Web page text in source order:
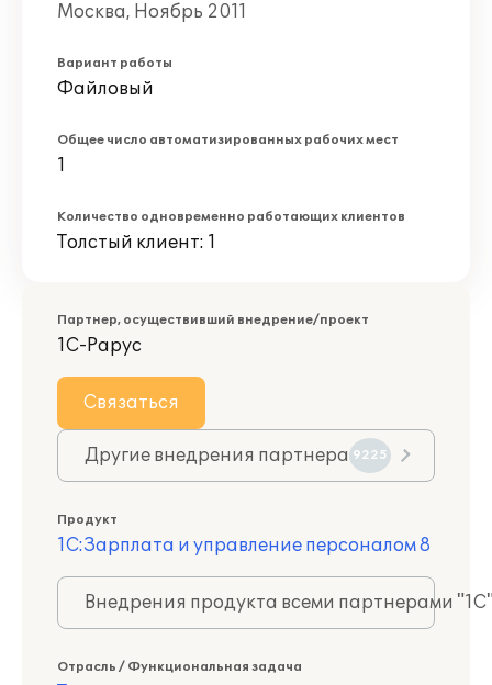
Москва, Ноябрь 2011
Вариант работы
Файловый
Общее число автоматизированных рабочих мест
1
Количество одновременно работающих клиентов
Толстый клиент: 1
Партнер, осуществивший внедрение/проект
1С-Рарус
Связаться
Другие внедрения партнера 9225
Продукт
1С:Зарплата и управление персоналом 8
Внедрения продукта всеми партнерами
Отрасль / Функциональная задача